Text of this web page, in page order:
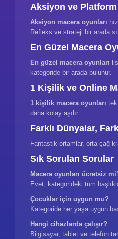
Aksiyon ve Platform
Aksiyon macera oyunları
Refleks ve strateji bir arada
En Güzel Macera
En güzel macera oyunları
kategoride bir arada bulunur.
1 Kişilik ve Online
1 kişilik macera oyunları
daha kolay aşılır.
Farklı Dünyalar,
Fantastik ortamlar, orta çağ
Sık Sorulan Sorular
Macera oyunları ücretsiz
Evet; kategorideki tüm
Çocuklar için uygun mu?
Kategoride her yaşa uygun
Hangi cihazlarda çalışır?
Bilgisayar, tablet ve telefon